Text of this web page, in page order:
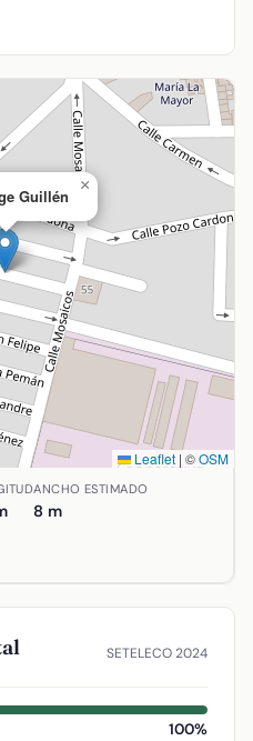
Guillén
×
Leaflet | ©OSM
en Alcázar de San
ANCHO ESTIMADO
8 m
SETELECO 2024
100%